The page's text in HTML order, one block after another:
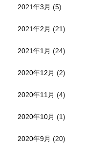
2021年3月 (5)
2021年2月 (21)
2021年1月 (24)
2020年12月 (2)
2020年11月 (4)
2020年10月 (1)
2020年9月 (20)